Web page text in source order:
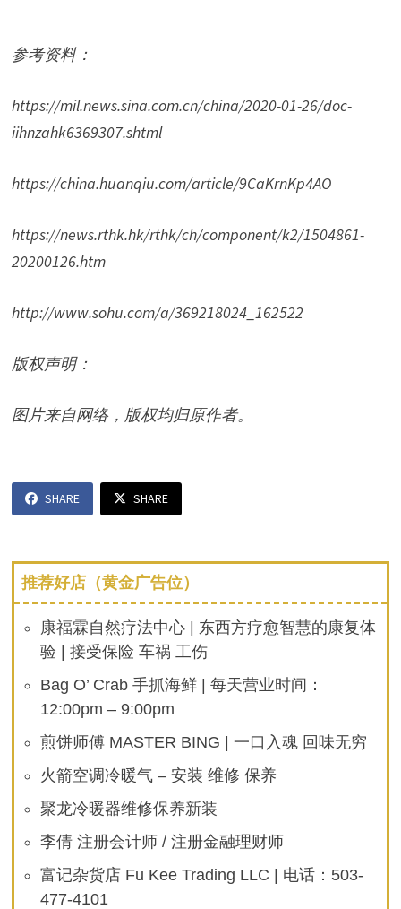
参考资料：
https://mil.news.sina.com.cn/china/2020-01-26/doc-
iihnzahk6369307.shtml
https://china.huanqiu.com/article/9CaKrnKp4AO
https://news.rthk.hk/rthk/ch/component/k2/1504861-
20200126.htm
http://www.sohu.com/a/369218024_162522
版权声明：
图片来自网络，版权均归原作者。
SHARE SHARE
推荐好店（黄金广告位）
康福霖自然疗法中心 | 东西方疗愈智慧的康复体
验 | 接受保险 车祸 工伤
Bag O’ Crab 手抓海鲜 | 每天营业时间：
12:00pm – 9:00pm
煎饼师傅 MASTER BING | 一口入魂 回味无穷
火箭空调冷暖气 – 安装 维修 保养
聚龙冷暖器维修保养新装
李倩 注册会计师 / 注册金融理财师
富记杂货店 Fu Kee Trading LLC | 电话：503-
477-4101